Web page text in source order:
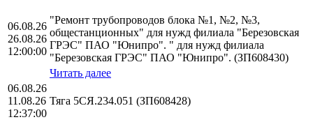
06.08.26
26.08.26
12:00:00
"Ремонт трубопроводов блока №1, №2, №3,
общестанционных" для нужд филиала "Березовская
ГРЭС" ПАО "Юнипро". " для нужд филиала
"Березовская ГРЭС" ПАО "Юнипро". (ЗП608430)
Читать далее
06.08.26
11.08.26
12:37:00
Тяга 5СЯ.234.051 (ЗП608428)